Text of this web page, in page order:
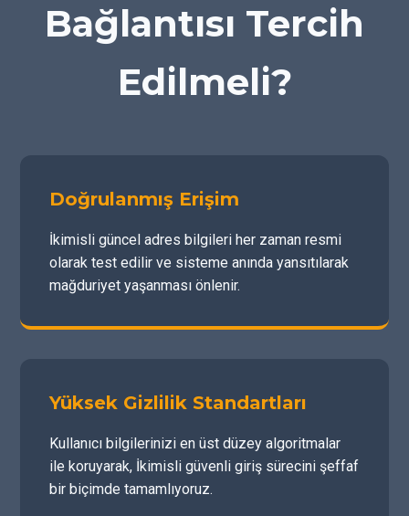
Bağlantısı Tercih
Edilmeli?
Doğrulanmış Erişim
İkimisli güncel adres bilgileri her zaman resmi
olarak test edilir ve sisteme anında yansıtılarak
mağduriyet yaşanması önlenir.
Yüksek Gizlilik Standartları
Kullanıcı bilgilerinizi en üst düzey algoritmalar
ile koruyarak, İkimisli güvenli giriş sürecini şeffaf
bir biçimde tamamlıyoruz.